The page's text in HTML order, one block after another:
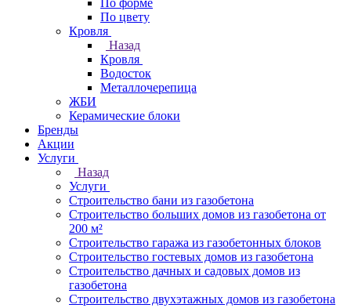
По форме
По цвету
Кровля
Назад
Кровля
Водосток
Металлочерепица
ЖБИ
Керамические блоки
Бренды
Акции
Услуги
Назад
Услуги
Строительство бани из газобетона
Строительство больших домов из газобетона от
200 м²
Строительство гаража из газобетонных блоков
Строительство гостевых домов из газобетона
Строительство дачных и садовых домов из
газобетона
Строительство двухэтажных домов из газобетона